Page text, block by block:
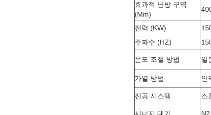
효과적 난방 구역
(Mm)
전력 (KW)
주파수 (HZ)
온도 조절 방법 일
가열 방법 인
진공 시스템 스